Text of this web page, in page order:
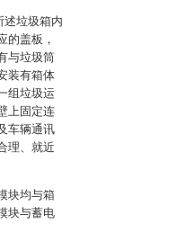
述垃圾箱内
的盖板，
与垃圾筒
装有箱体
组垃圾运
上固定连
车辆通讯
理、就近
块均与箱
块与蓄电